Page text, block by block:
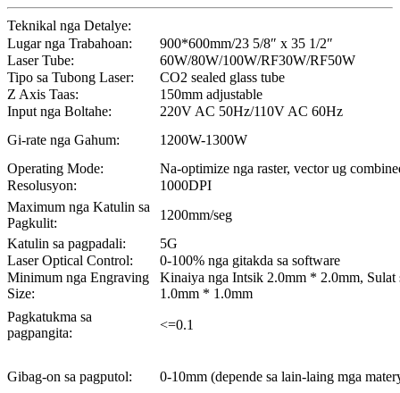
Teknikal nga Detalye:
Lugar nga Trabahoan:
900*600mm/23 5/8″ x 35 1/2″
Laser Tube:
60W/80W/100W/RF30W/RF50W
Tipo sa Tubong Laser:
CO2 sealed glass tube
Z Axis Taas:
150mm adjustable
Input nga Boltahe:
220V AC 50Hz/110V AC 60Hz
Gi-rate nga Gahum:
1200W-1300W
Operating Mode:
Na-optimize nga raster, vector ug
Resolusyon:
1000DPI
Maximum nga Katulin sa
Pagkulit:
1200mm/seg
Katulin sa pagpadali:
5G
Laser Optical Control:
0-100% nga gitakda sa software
Minimum nga Engraving
Size:
Kinaiya nga Intsik 2.0mm * 2.0mm, Sulat
1.0mm * 1.0mm
Pagkatukma sa
pagpangita:
<=0.1
Gibag-on sa pagputol: 0-10mm (depende sa lain-laing mga